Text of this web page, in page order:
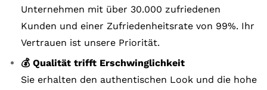
Unternehmen mit über 30.000 zufriedenen
Kunden und einer Zufriedenheitsrate von 99%. Ihr
Vertrauen ist unsere Priorität.
💰 Qualität trifft Erschwinglichkeit
Sie erhalten den authentischen Look und die hohe